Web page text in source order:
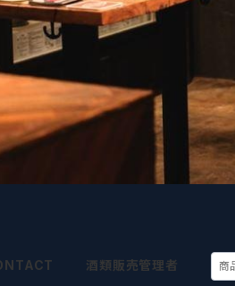
酒類販売管理者